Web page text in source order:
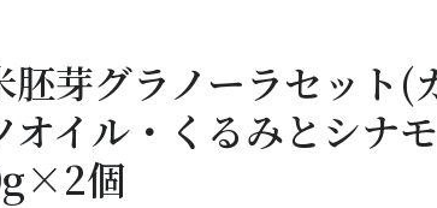
胚芽グラノーラセット(
オイル・くるみとシナ
個